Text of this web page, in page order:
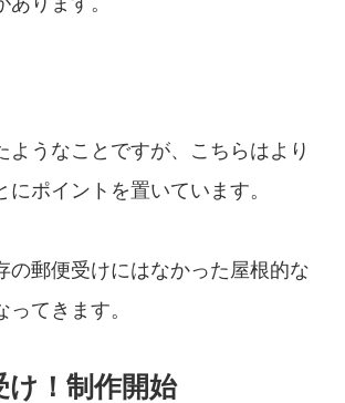
ようなことですが、こちらはより
にポイントを置いています。
の郵便受けにはなかった屋根的な
ってきます。
け！制作開始